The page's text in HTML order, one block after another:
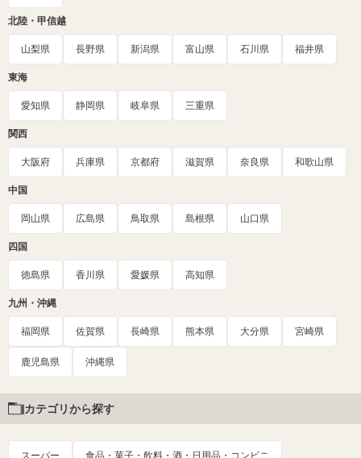
北陸・甲信越
山梨県 長野県 新潟県 富山県 石川県 福井県
東海
愛知県 静岡県 岐阜県 三重県
関西
大阪府 兵庫県 京都府 滋賀県 奈良県 和歌山県
中国
岡山県 広島県 鳥取県 島根県 山口県
四国
徳島県 香川県 愛媛県 高知県
九州・沖縄
福岡県 佐賀県 長崎県 熊本県 大分県 宮崎県
鹿児島県 沖縄県
カテゴリから探す
スーパー 食品・菓子・飲料・酒・日用品・コンビニ